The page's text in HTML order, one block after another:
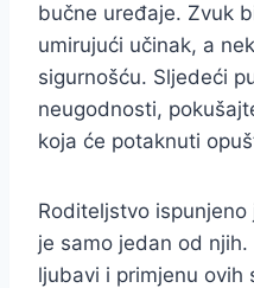
bučne uređaje. Zvuk
umirujući učinak, a
sigurnošću. Sljedeći
neugodnosti,
koja će potaknuti
Roditeljstvo
je samo jedan od
ljubavi i primjenu ovih